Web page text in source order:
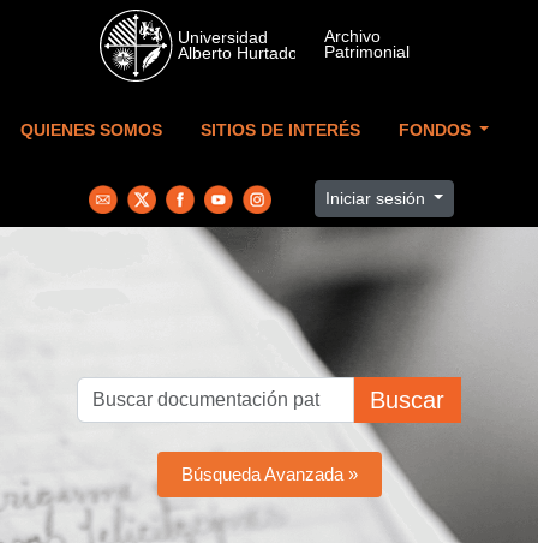
Skip to main content
QUIENES SOMOS SITIOS DE INTERÉS FONDOS
Iniciar sesión
Buscar
Búsqueda Avanzada »